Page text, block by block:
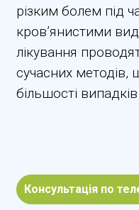
різким болем під
кров’янистими
лікування
сучасних
більшості
Консультація по